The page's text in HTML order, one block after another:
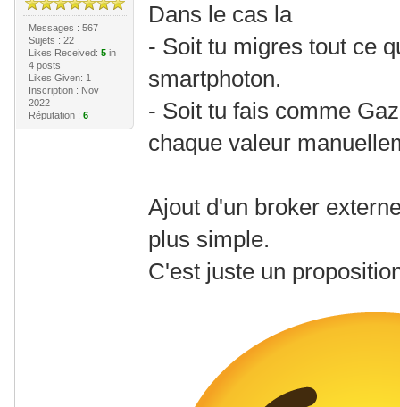
Messages : 567
Sujets : 22
Likes Received: 5in
4 posts
Likes Given: 1
Inscription : Nov
2022
Réputation : 6
Dans le cas la
- Soit tu migres tout ce
smartphoton.
- Soit tu fais comme
chaque valeur
Ajout d'un broker
plus simple.
C'est juste un